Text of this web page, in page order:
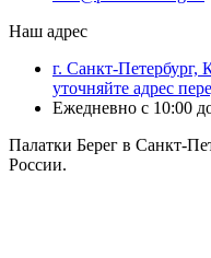
Наш адрес
г. Санкт-Петербург,
уточняйте адрес
Ежедневно с 10:00
Палатки Берег в Санкт-
России.